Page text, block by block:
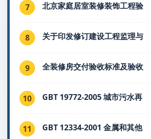
7 北京家庭居室装修装饰工程验
8 关于印发修订建设工程监理与
9 全装修房交付验收标准及验收
10 GBT 19772-2005 城市污水再
11 GBT 12334-2001 金属和其他